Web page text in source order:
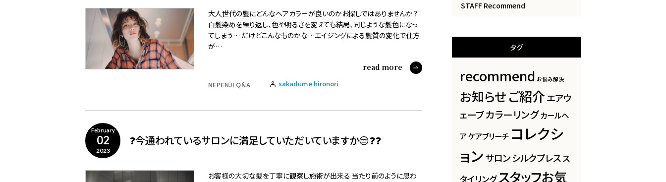
大人世代の髪にどんなヘアカラーが良いのかお探しではありませんか？
白髪染めを繰り返し、色や明るさを変えても結局、同じような髪色になっ
てしまう… だけどこんなものかな…エイジングによる髪質の変化で仕方
が…
read more
NEPENJI Q＆A sakadume hironori
February
02
2023
❓今通われているサロンに満足していただいていますか😒❓❓
お客様の大切な髪を丁寧に観察し施術が出来る 当たり前のように思わ
STAFF Recommend
タグ
recommend お悩み解決
お知らせご紹介エアウ
ェーブカラーリング カールヘ
アケアブリーチ コレクシ
ョンサロンシルクプレスス
タイリングスタッフお気